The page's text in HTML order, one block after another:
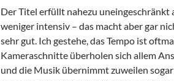
Der Titel erfüllt nahezu uneingeschränkt
weniger intensiv – das macht aber gar
sehr gut. Ich gestehe, das Tempo ist
Kameraschnitte überholen sich allem
und die Musik übernimmt zuweilen sogar